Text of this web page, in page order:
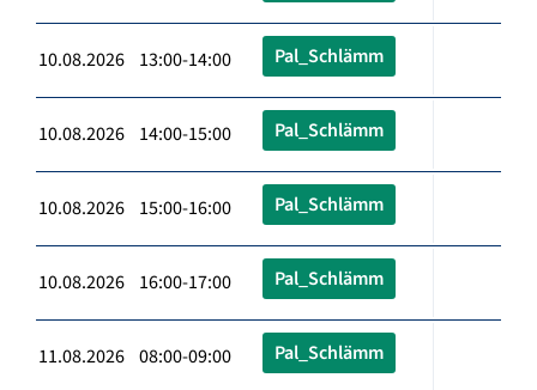
10.08.2026 13:00-14:00 Pal_Schlämm
10.08.2026 14:00-15:00 Pal_Schlämm
10.08.2026 15:00-16:00 Pal_Schlämm
10.08.2026 16:00-17:00 Pal_Schlämm
11.08.2026 08:00-09:00 Pal_Schlämm